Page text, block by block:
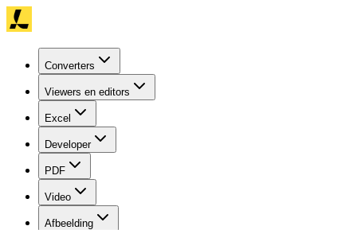
Converters
Viewers en editors
Excel
Developer
PDF
Video
Afbeelding